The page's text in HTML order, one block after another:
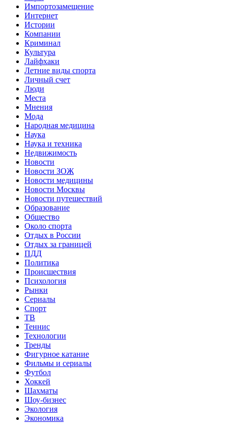
Импортозамещение
Интернет
Истории
Компании
Криминал
Культура
Лайфхаки
Летние виды спорта
Личный счет
Люди
Места
Мнения
Мода
Народная медицина
Наука
Наука и техника
Недвижимость
Новости
Новости ЗОЖ
Новости медицины
Новости Москвы
Новости путешествий
Образование
Общество
Около спорта
Отдых в России
Отдых за границей
ПДД
Политика
Происшествия
Психология
Рынки
Сериалы
Спорт
ТВ
Теннис
Технологии
Тренды
Фигурное катание
Фильмы и сериалы
Футбол
Хоккей
Шахматы
Шоу-бизнес
Экология
Экономика